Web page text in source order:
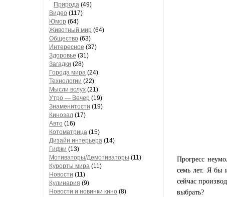
Природа (49)
Видео (117)
Юмор (64)
Животный мир (64)
Общество (63)
Интересное (37)
Здоровье (31)
Загадки (28)
Города мира (24)
Технологии (22)
Мысли вслух (21)
Утро — Вечер (19)
Знаменитости (19)
Кинозал (17)
Авто (16)
Котоматрица (15)
Дизайн интерьера (14)
Гифки (13)
Мотиваторы/Демотиваторы (11)
Курорты мира (11)
Новости (11)
Кулинария (9)
Новости и новинки кино (8)
Прогресс
семь лет. Я бы
сейчас
выбрать?